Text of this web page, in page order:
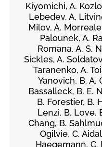
Kiyomichi, A.
Lebedev, A.
Milov, A.
Palounek, A.
Romana, A. S.
Sickles, A.
Taranenko, A.
Yanovich, B. A.
Bassalleck, B. E.
B. Forestier, B.
Lenzi, B. Love,
Chang, B.
Ogilvie, C.
Haegemann, C.